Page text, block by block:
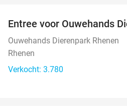
Entree voor Ouwehands
Ouwehands Dierenpark Rhenen
Rhenen
Verkocht: 3.780